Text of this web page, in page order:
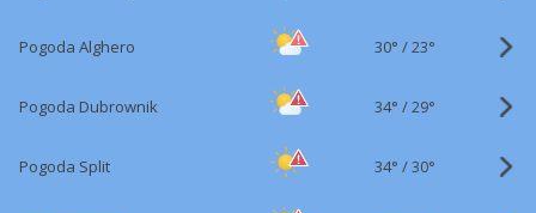
Pogoda Alghero 30° /23°
Pogoda Dubrownik 34° /29°
Pogoda Split 34° /30°